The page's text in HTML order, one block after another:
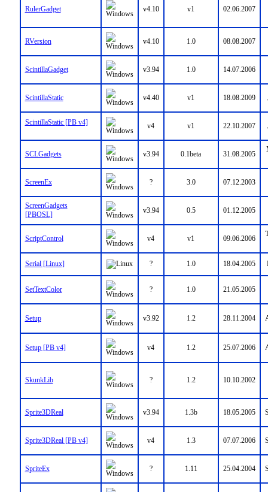
RulerGadget v4.10 v1 02.06.2007
RVersion v4.10 1.0 08.08.2007
ScintillaGadget v3.94 1.0 14.07.2006
ScintillaStatic v4.40 v1 18.08.2009
ScintillaStatic [PB v4] v4 v1 22.10.2007
SCLGadgets v3.94 0.1beta 31.08.2005
ScreenEx ? 3.0 07.12.2003
ScreenGadgets
[PBOSL]
v3.94 0.5 01.12.2005
ScriptControl v4 v1 09.06.2006
Serial [Linux] ? 1.0 18.04.2005
SetTextColor ? 1.0 21.05.2005
Setup v3.92 1.2 28.11.2004
Setup [PB v4] v4 1.2 25.07.2006
SkunkLib ? 1.2 10.10.2002
Sprite3DReal v3.94 1.3b 18.05.2005
Sprite3DReal [PB v4] v4 1.3 07.07.2006
SpriteEx ? 1.11 25.04.2004